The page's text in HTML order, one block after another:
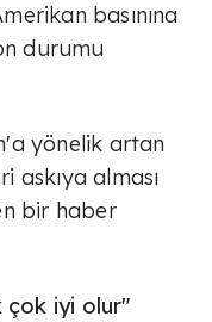
basınına
durumu
yönelik artan
askıya alması
bir haber
çok iyi olur"